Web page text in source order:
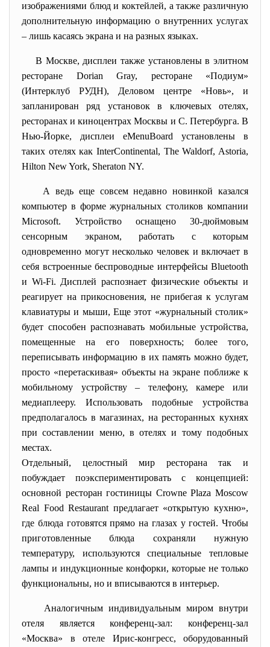
изображениями блюд и коктейлей, а также различную
дополнительную информацию о внутренних услугах
– лишь касаясь экрана и на разных языках.
В Москве, дисплеи также установлены в элитном
ресторане Dorian Gray, ресторане «Подиум»
(Интерклуб РУДН), Деловом центре «Новь», и
запланирован ряд установок в ключевых отелях,
ресторанах и киноцентрах Москвы и С. Петербурга. В
Нью-Йорке, дисплеи eMenuBoard установлены в
таких отелях как InterContinental, The Waldorf, Astoria,
Hilton New York, Sheraton NY.
А ведь еще совсем недавно новинкой казался
компьютер в форме журнальных столиков компании
Microsoft. Устройство оснащено 30-дюймовым
сенсорным экраном, работать с которым
одновременно могут несколько человек и включает в
себя встроенные беспроводные интерфейсы Bluetooth
и Wi-Fi. Дисплей распознает физические объекты и
реагирует на прикосновения, не прибегая к услугам
клавиатуры и мыши, Еще этот «журнальный столик»
будет способен распознавать мобильные устройства,
помещенные на его поверхность; более того,
переписывать информацию в их память можно будет,
просто «перетаскивая» объекты на экране поближе к
мобильному устройству – телефону, камере или
медиаплееру. Использовать подобные устройства
предполагалось в магазинах, на ресторанных кухнях
при составлении меню, в отелях и тому подобных
местах.
Отдельный, целостный мир ресторана так и
побуждает поэкспериментировать с концепцией:
основной ресторан гостиницы Crowne Plaza Moscow
Real Food Restaurant предлагает «открытую кухню»,
где блюда готовятся прямо на глазах у гостей. Чтобы
приготовленные блюда сохраняли нужную
температуру, используются специальные тепловые
лампы и индукционные конфорки, которые не только
функциональны, но и вписываются в интерьер.
Аналогичным индивидуальным миром внутри
отеля является конференц-зал: конференц-зал
«Москва» в отеле Ирис-конгресс, оборудованный